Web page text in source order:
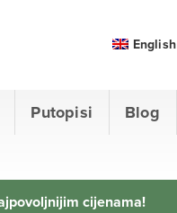
Putopisi Blog
English
cijenama!